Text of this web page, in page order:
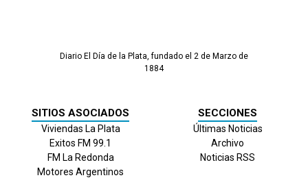
Diario El Día de la Plata, fundado el 2 de Marzo de
1884
SITIOS ASOCIADOS
Viviendas La Plata
Exitos FM 99.1
FM La Redonda
Motores Argentinos
SECCIONES
Últimas Noticias
Archivo
Noticias RSS